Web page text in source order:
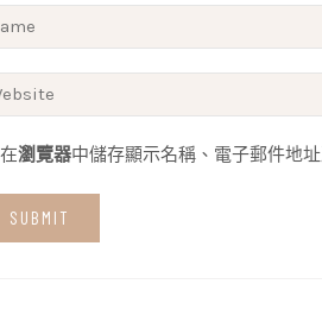
在瀏覽器中儲存顯示名稱、電子郵件地